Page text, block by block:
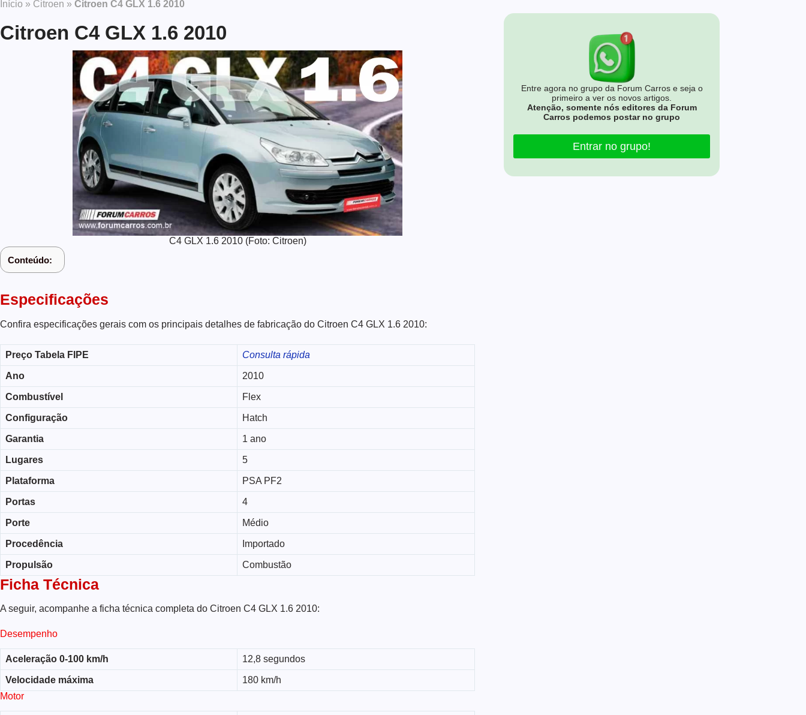
Início » Citroen » Citroen C4 GLX 1.6 2010
Citroen C4 GLX 1.6 2010
C4 GLX 1.6 2010 (Foto: Citroen)
Conteúdo:
Especificações
Confira especificações gerais com os principais detalhes de fabricação do Citroen C4 GLX 1.6 2010:
Preço Tabela FIPE Consulta rápida
Ano 2010
Combustível Flex
Configuração Hatch
Garantia 1 ano
Lugares 5
Plataforma PSA PF2
Portas 4
Porte Médio
Procedência Importado
Propulsão Combustão
Ficha Técnica
A seguir, acompanhe a ficha técnica completa do Citroen C4 GLX 1.6 2010:
Desempenho
Aceleração 0-100 km/h 12,8 segundos
Velocidade máxima
180 km/h
Motor
Entre agora no grupo da Forum Carros e seja o
primeiro a ver os novos artigos.
Atenção, somente nós editores da Forum
Carros podemos postar no grupo
Entrar no grupo!